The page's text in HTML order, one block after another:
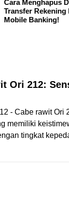
Sering Bayar
Wallet? Ini 5
Bertransaksi
Ori 212:
- Cabe rawit Ori
memiliki
tingkat